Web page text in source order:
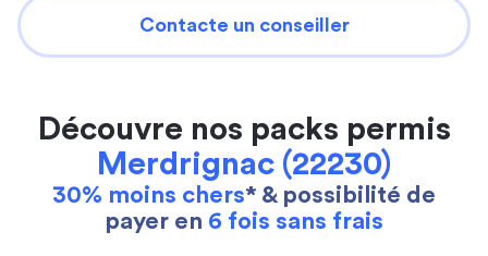
Contacte un conseiller
Découvre nos packs permis
Merdrignac (22230)
30% moins chers* & possibilité de
payer en 6 fois sans frais